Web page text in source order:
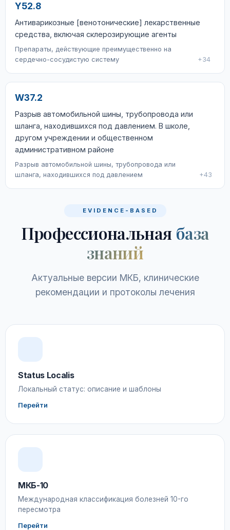
Y52.8
Антиварикозные [венотонические] лекарственные
средства, включая склерозирующие агенты
Препараты, действующие преимущественно на
сердечно-сосудистую систему
+34
W37.2
Разрыв автомобильной шины, трубопровода или
шланга, находившихся под давлением. В школе,
другом учреждении и общественном
административном районе
Разрыв автомобильной шины, трубопровода или
шланга, находившихся под давлением
+43
EVIDENCE-BASED
Профессиональная база
знаний
Актуальные версии МКБ, клинические
рекомендации и протоколы лечения
Status Localis
Локальный статус: описание и шаблоны
Перейти
МКБ-10
Международная классификация болезней 10-го
пересмотра
Перейти